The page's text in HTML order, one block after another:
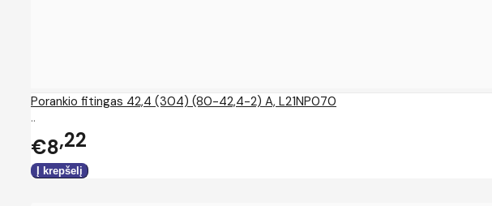
Porankio fitingas 42,4 (304) (80-42,4-2) A, L21NP070
..
€8 22